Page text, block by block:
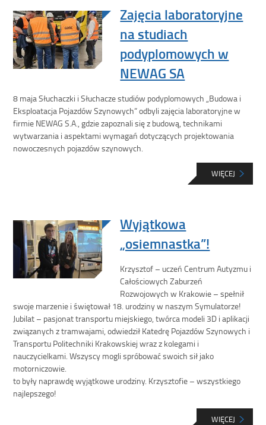
Zajęcia laboratoryjne
na studiach
podyplomowych w
NEWAG SA
8 maja Słuchaczki i Słuchacze studiów podyplomowych „Budowa i
Eksploatacja Pojazdów Szynowych” odbyli zajęcia laboratoryjne w
firmie NEWAG S.A., gdzie zapoznali się z budową, technikami
wytwarzania i aspektami wymagań dotyczących projektowania
nowoczesnych pojazdów szynowych.
WIĘCEJ
Wyjątkowa
„osiemnastka”!
Krzysztof – uczeń Centrum Autyzmu i
Całościowych Zaburzeń
Rozwojowych w Krakowie – spełnił
swoje marzenie i świętował 18. urodziny w naszym Symulatorze!
Jubilat – pasjonat transportu miejskiego, twórca modeli 3D i aplikacji
związanych z tramwajami, odwiedził Katedrę Pojazdów Szynowych i
Transportu Politechniki Krakowskiej wraz z kolegami i
nauczycielkami. Wszyscy mogli spróbować swoich sił jako
motorniczowie.
to były naprawdę wyjątkowe urodziny. Krzysztofie – wszystkiego
najlepszego!
WIĘCEJ